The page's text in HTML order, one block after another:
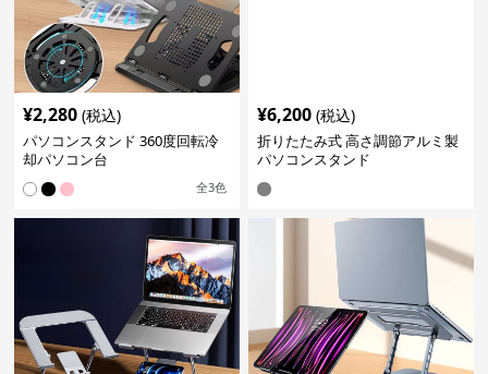
¥2,280 (税込)
パソコンスタンド 360度回転冷
却パソコン台
全3色
¥6,200 (税込)
折りたたみ式 高さ調節アルミ製
パソコンスタンド